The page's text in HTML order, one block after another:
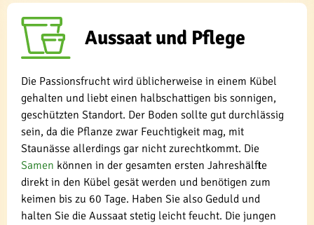
Aussaat und Pflege
Die Passionsfrucht wird üblicherweise in einem Kübel
gehalten und liebt einen halbschattigen bis sonnigen,
geschützten Standort. Der Boden sollte gut durchlässig
sein, da die Pflanze zwar Feuchtigkeit mag, mit
Staunässe allerdings gar nicht zurechtkommt. Die
Samen können in der gesamten ersten Jahreshälfte
direkt in den Kübel gesät werden und benötigen zum
keimen bis zu 60 Tage. Haben Sie also Geduld und
halten Sie die Aussaat stetig leicht feucht. Die jungen